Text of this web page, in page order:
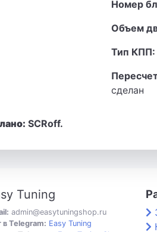
Номер
Объем
Тип КПП:
сделан
SCRoff.
Tuning
admin@easytuningshop.ru
в Telegram: Easy Tuning